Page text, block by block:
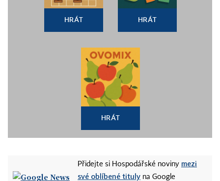
HRÁT HRÁT
HRÁT
Přidejte si Hospodářské noviny mezi
své oblíbené tituly na Google